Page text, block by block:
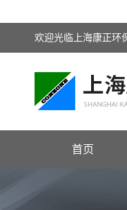
欢迎光临上海康正环
首页